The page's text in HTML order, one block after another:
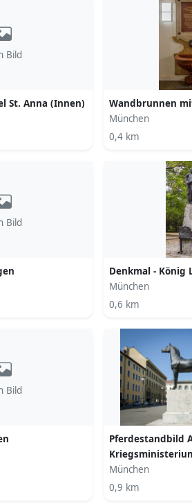
Bild
St. Anna (Innen)
Wandbrunnen
München
0,4 km
Bild
Denkmal - König
München
0,6 km
Bild
Pferdestandbild
München
0,9 km